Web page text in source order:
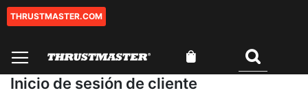
THRUSTMASTER.COM
Inicio de sesión de cliente